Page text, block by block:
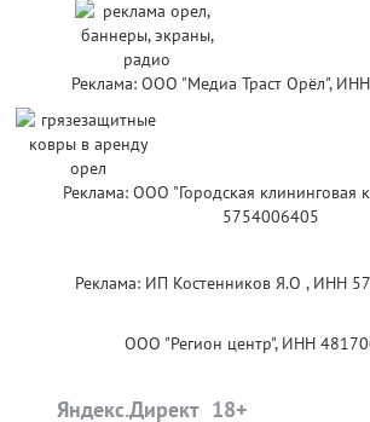
Реклама: ООО "Медиа Траст Орёл",
Реклама: ООО "Городская клининговая
5754006405
Реклама: ИП Костенников Я.О , ИНН
ООО "Регион центр", ИНН
Яндекс.Директ